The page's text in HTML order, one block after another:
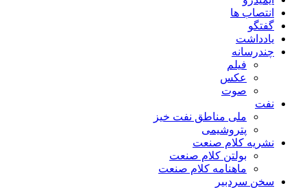
انتصاب ها
گفتگو
یادداشت
چندرسانه
فیلم
عکس
صوت
نفت
ملی مناطق نفت خیز
پتروشیمی
نشریه کلام صنعت
بولتن کلام صنعت
ماهنامه کلام صنعت
سخن سردبیر